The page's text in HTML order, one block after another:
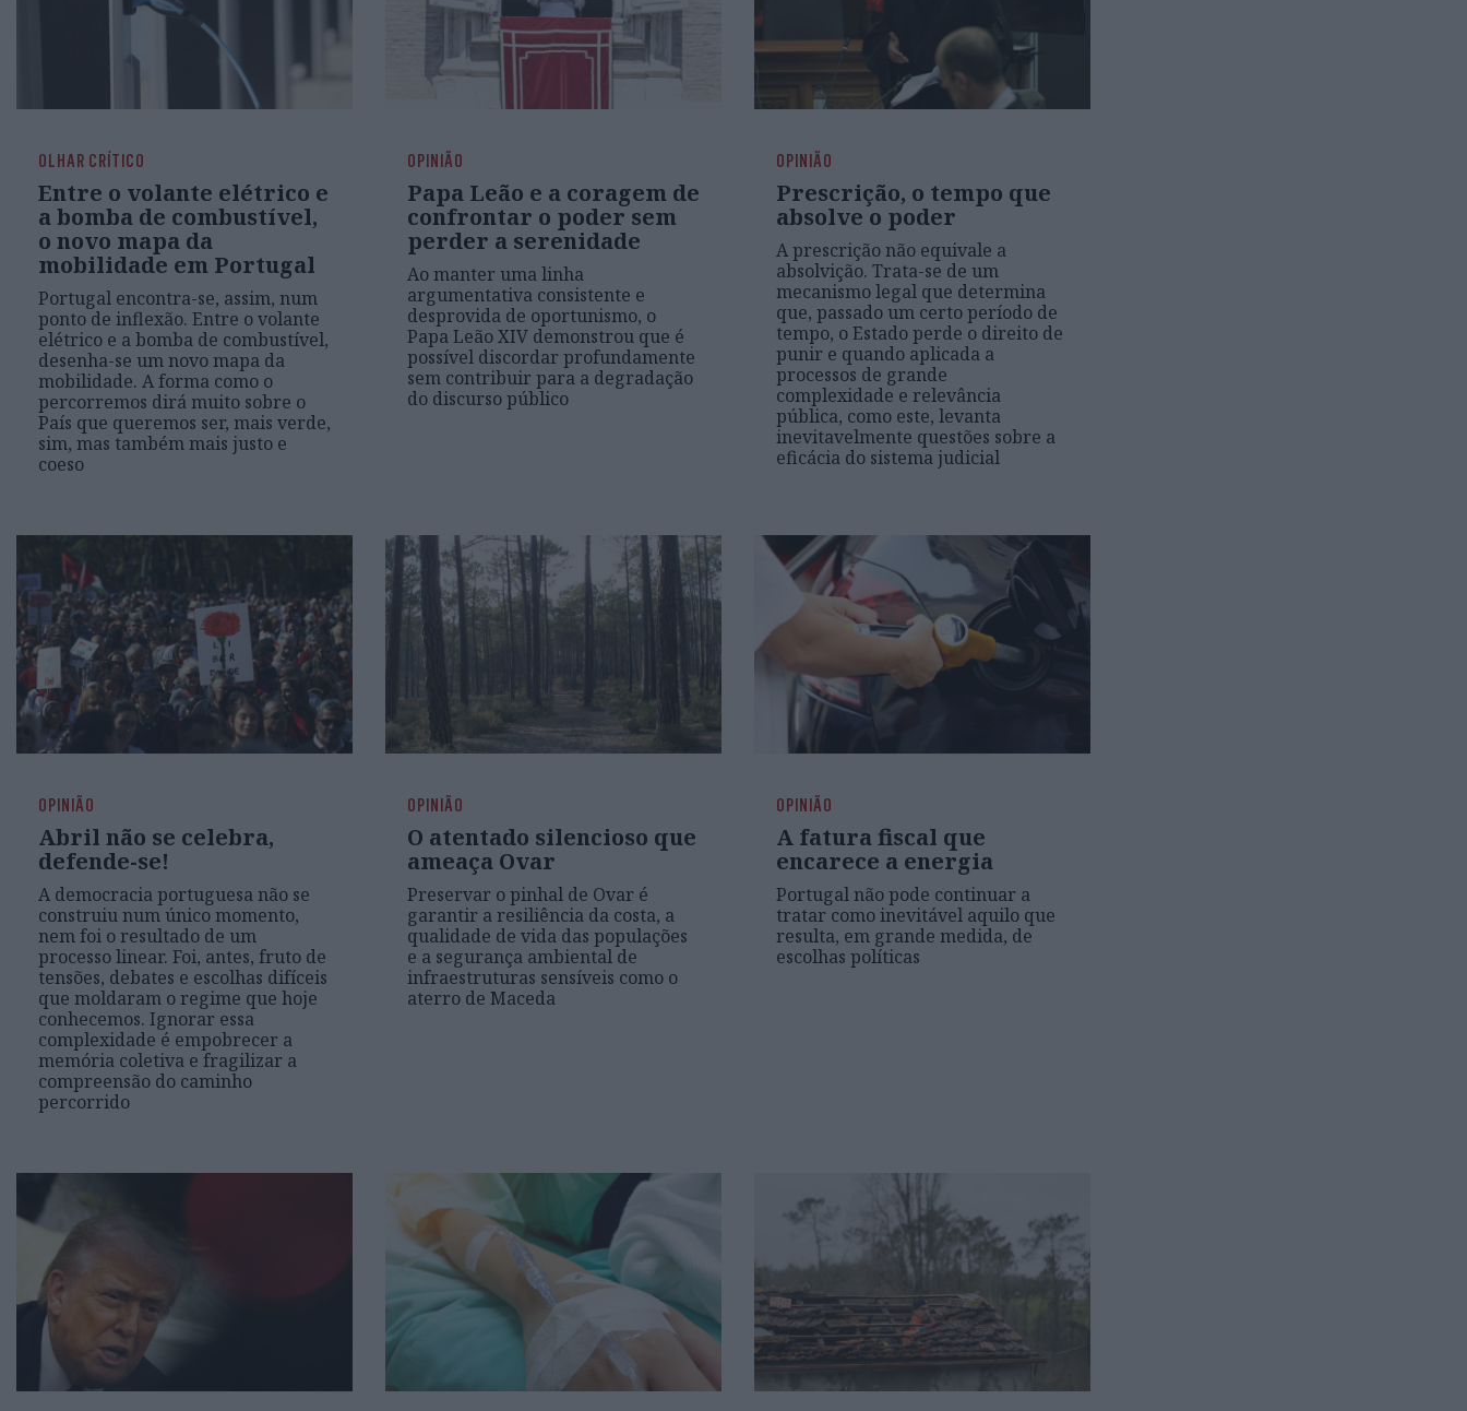
OLHAR CRÍTICO
Entre o volante elétrico e
a bomba de combustível,
o novo mapa da
mobilidade em Portugal
Portugal encontra-se, assim, num
ponto de inflexão. Entre o volante
elétrico e a bomba de combustível,
desenha-se um novo mapa da
mobilidade. A forma como o
percorremos dirá muito sobre o
País que queremos ser, mais verde,
sim, mas também mais justo e
coeso
OPINIÃO
Papa Leão e a coragem de
confrontar o poder sem
perder a serenidade
Ao manter uma linha
argumentativa consistente e
desprovida de oportunismo, o
Papa Leão XIV demonstrou que é
possível discordar profundamente
sem contribuir para a degradação
do discurso público
OPINIÃO
Prescrição, o tempo que
absolve o poder
A prescrição não equivale a
absolvição. Trata-se de um
mecanismo legal que determina
que, passado um certo período de
tempo, o Estado perde o direito de
punir e quando aplicada a
processos de grande
complexidade e relevância
pública, como este, levanta
inevitavelmente questões sobre a
eficácia do sistema judicial
OPINIÃO
Abril não se celebra,
defende-se!
A democracia portuguesa não se
construiu num único momento,
nem foi o resultado de um
processo linear. Foi, antes, fruto de
tensões, debates e escolhas difíceis
que moldaram o regime que hoje
conhecemos. Ignorar essa
complexidade é empobrecer a
memória coletiva e fragilizar a
compreensão do caminho
percorrido
OPINIÃO
O atentado silencioso que
ameaça Ovar
Preservar o pinhal de Ovar é
garantir a resiliência da costa, a
qualidade de vida das populações
e a segurança ambiental de
infraestruturas sensíveis como o
aterro de Maceda
OPINIÃO
A fatura fiscal que
encarece a energia
Portugal não pode continuar a
tratar como inevitável aquilo que
resulta, em grande medida, de
escolhas políticas